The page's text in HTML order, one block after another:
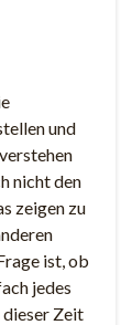
und
nicht den
zeigen zu
ist, ob
jedes
dieser Zeit